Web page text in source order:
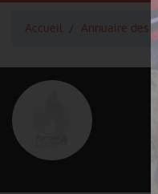
Accueil Annuaire des